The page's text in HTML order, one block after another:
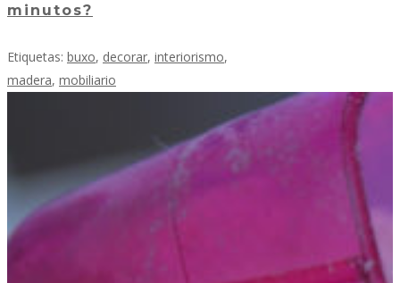
minutos?
Etiquetas: buxo, decorar, interiorismo,
madera, mobiliario